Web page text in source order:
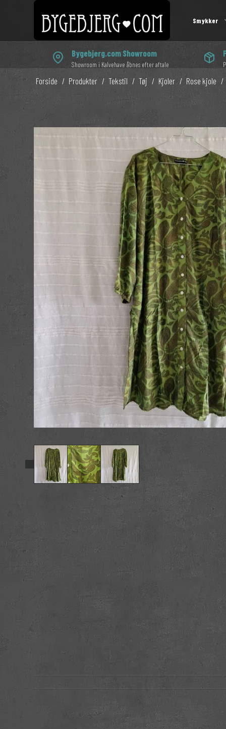
Smykker
Luksus boheme mala
Mala med tassel
Øreringe med symboler
Enkelte øreringe
Øreringe med krystaller
Mala til mænd
Håndledsmala til mænd
Armbånd til mænd
Kjoler
Kimono
Skuldertasker
Kosmetikpunge
1000 og en nat
Indiske armbånd
Indiske
Drømmefangere
Ophæng
Æsker
Postkort og
Figurer
Nøgleringe
Bygebjerg.com Showroom
Showroom i Kalvehave åbnes efter aftale
Forside / Produkter / Tekstil / Tøj / Kjoler / Rose kjole /